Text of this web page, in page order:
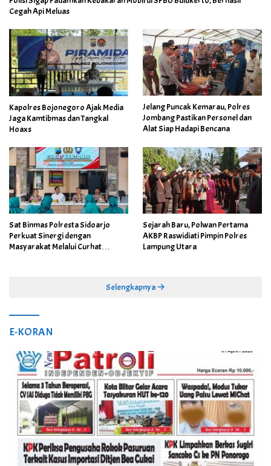
Cegah Api Meluas
Kapolres Bojonegoro Ajak Media
Jaga Kamtibmas dan Tangkal
Hoaxs
Jelang Puncak Kemarau, Polres
Jombang Pastikan Personel dan
Alat Siap Hadapi Bencana
Sat Binmas Polresta Sidoarjo
Perkuat Sinergi dengan
Masyarakat Melalui Curhat
Sejarah Baru, Polwan Pertama
AKBP Raswidiati Pimpin Polres
Lampung Utara
Selengkapnya
E-KORAN